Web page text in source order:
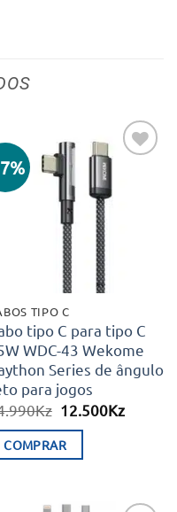
Adicionar
aos meus
desejos
TIPO C
tipo C para tipo C
WDC-43 Wekome
Series de ângulo
para jogos
Kz O
original
era:
12.500KzO
COMPRAR